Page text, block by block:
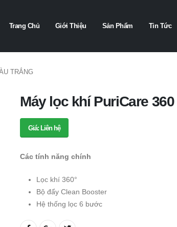
Trang Chủ Giới Thiệu Sản Phẩm Tin Tức
TRẮNG
Máy lọc khí PuriCare
Giá: Liên hệ
Các tính năng chính
Lọc khí 360°
Bộ đẩy Clean Booster
Hệ thống lọc 6 bước